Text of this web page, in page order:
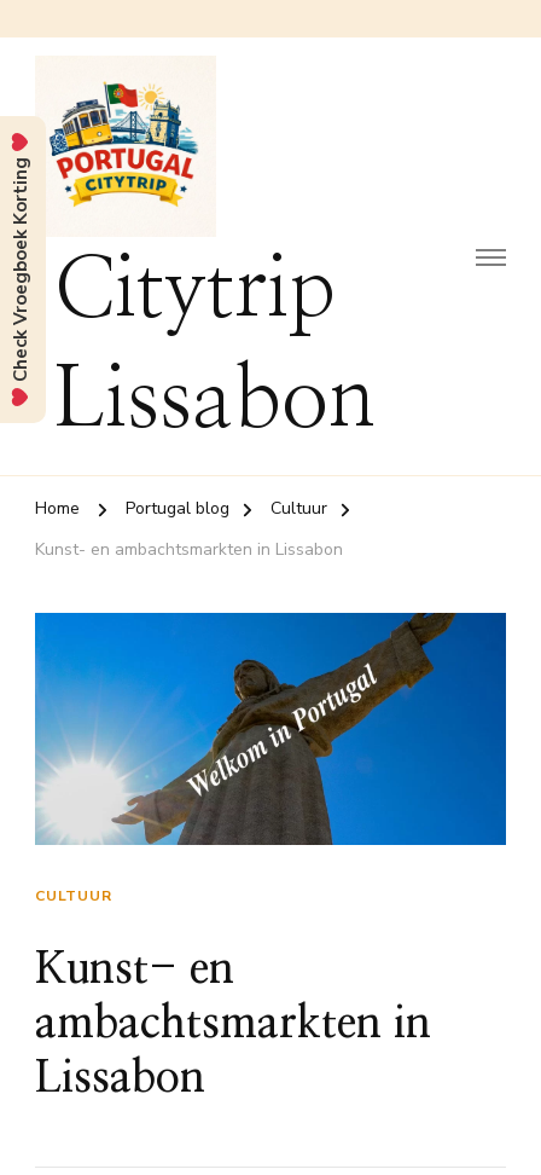
Citytrip
Lissabon
Home Portugal blog
Cultuur
Kunst- en ambachtsmarkten in Lissabon
CULTUUR
Kunst- en
ambachtsmarkten in
Lissabon
Check Vroegboek Korting